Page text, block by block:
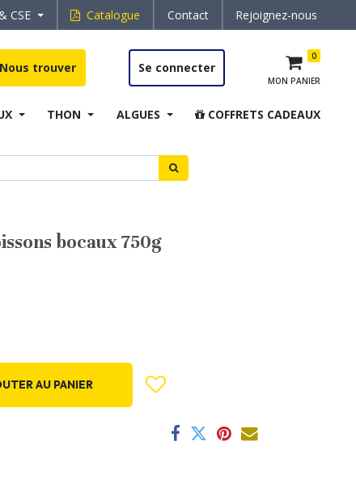
CSE Catalogue Contact Rejoignez-nous
Nous trouver Se connecter
MON PANIER
0
THON ALGUES COFFRETS CADEAUX
bocaux 750g
AU PANIER